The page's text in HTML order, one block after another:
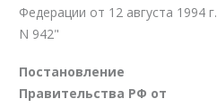
Федерации от 12 августа 1994 г.
N 942"
Постановление
Правительства РФ от